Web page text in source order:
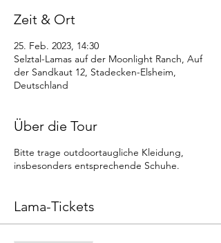
Zeit & Ort
25. Feb. 2023, 14:30
Selztal-Lamas auf der Moonlight Ranch, Auf
der Sandkaut 12, Stadecken-Elsheim,
Deutschland
Über die Tour
Bitte trage outdoortaugliche Kleidung,
insbesonders entsprechende Schuhe.
Lama-Tickets